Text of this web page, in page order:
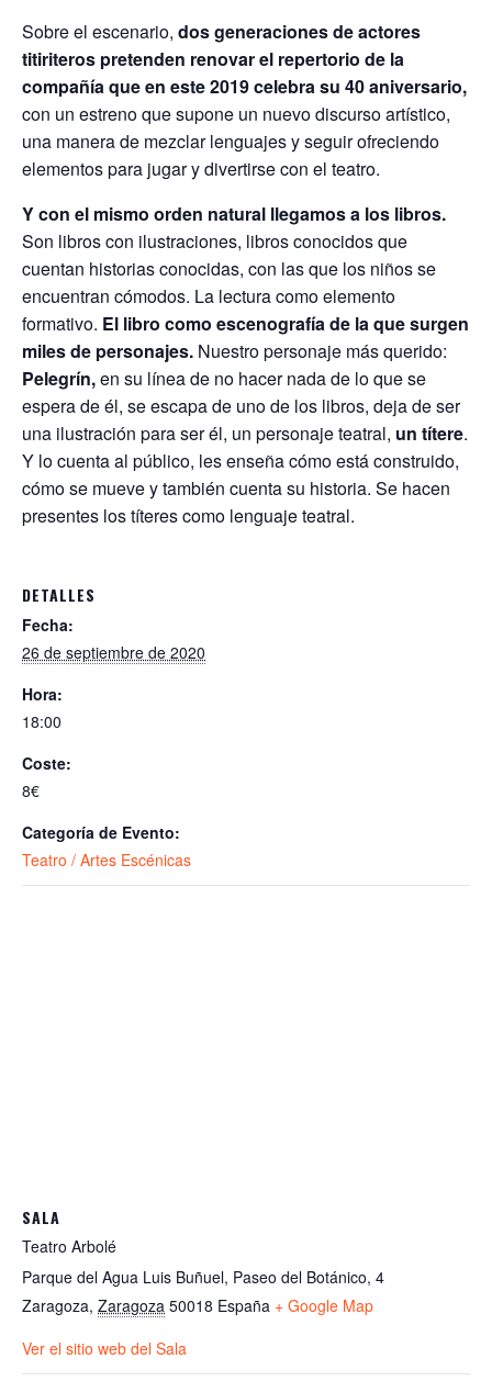
Sobre el escenario, dos generaciones de actores
titiriteros pretenden renovar el repertorio de la
compañía que en este 2019 celebra su 40 aniversario,
con un estreno que supone un nuevo discurso artístico,
una manera de mezclar lenguajes y seguir ofreciendo
elementos para jugar y divertirse con el teatro.
Y con el mismo orden natural llegamos a los libros.
Son libros con ilustraciones, libros conocidos que
cuentan historias conocidas, con las que los niños se
encuentran cómodos. La lectura como elemento
formativo. El libro como escenografía de la que surgen
miles de personajes. Nuestro personaje más querido:
Pelegrín,en su línea de no hacer nada de lo que se
espera de él, se escapa de uno de los libros, deja de ser
una ilustración para ser él, un personaje teatral, un títere.
Y lo cuenta al público, les enseña cómo está construido,
cómo se mueve y también cuenta su historia. Se hacen
presentes los títeres como lenguaje teatral.
DETALLES
Fecha:
26 de septiembre de 2020
Hora:
18:00
Coste:
8€
Categoría de Evento:
Teatro / Artes Escénicas
SALA
Teatro Arbolé
Parque del Agua Luis Buñuel, Paseo del Botánico, 4
Zaragoza, Zaragoza 50018 España + Google Map
Ver el sitio web del Sala